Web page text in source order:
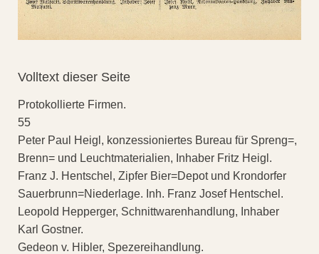
Volltext dieser Seite
Protokollierte Firmen.
55
Peter Paul Heigl, konzessioniertes Bureau für Spreng=,
Brenn= und Leuchtmaterialien, Inhaber Fritz Heigl.
Franz J. Hentschel, Zipfer Bier=Depot und Krondorfer
Sauerbrunn=Niederlage. Inh. Franz Josef Hentschel.
Leopold Hepperger, Schnittwarenhandlung, Inhaber
Karl Gostner.
Gedeon v. Hibler, Spezereihandlung.